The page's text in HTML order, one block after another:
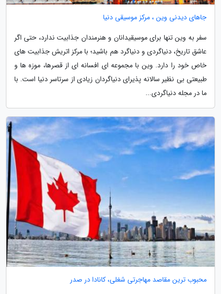
جاهای دیدنی وین ، مرکز موسیقی دنیا
سفر به وین تنها برای موسیقیدانان و هنرمندان جذابیت ندارد، حتی اگر
عاشق تاریخ، دنیاگردی و دنیاگرد هم باشید؛ با مرکز اتریش جذابیت های
خاص خود را دارد. وین با مجموعه ای افسانه ای از قصرها، موزه ها و
طبیعتی بی نظیر سالانه پذیرای دنیاگردان زیادی از سرتاسر دنیا است. با
ما در مجله دنیاگردی...
محبوب ترین مقاصد مهاجرتی شغلی، کانادا در صدر